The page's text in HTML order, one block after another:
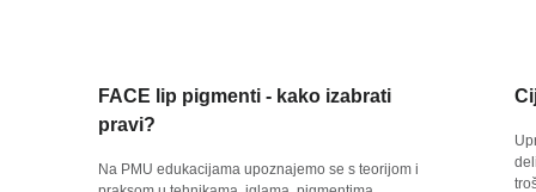
FACE lip pigmenti - kako izabrati
pravi?
Na PMU edukacijama upoznajemo se s teorijom i